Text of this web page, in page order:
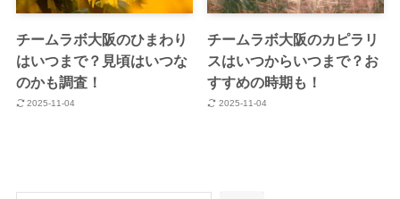
チームラボ大阪のひまわり
はいつまで？見頃はいつな
のかも調査！
2025-11-04
チームラボ大阪のカピラリ
スはいつからいつまで？お
すすめの時期も！
2025-11-04